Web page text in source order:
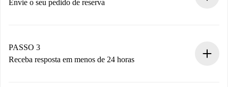
antecipadamente.
Envie o seu pedido de reserva
Não cobramos nada até que o proprietário confirme.
PASSO 3
Receba resposta em menos de 24 horas